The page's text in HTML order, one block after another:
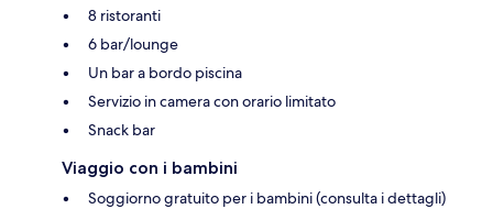
8 ristoranti
6 bar/lounge
Un bar a bordo piscina
Servizio in camera con orario limitato
Snack bar
Viaggio con i bambini
Soggiorno gratuito per i bambini (consulta i dettagli)